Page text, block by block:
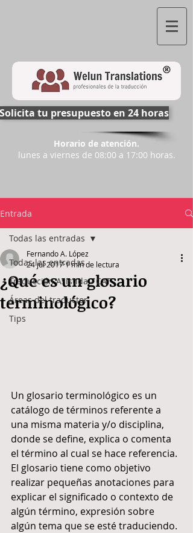
Solicita tu presupuesto en 24 horas
Horario de atención.
lunes a viernes de 08:00 a 17:00 horas.
Entrada
Todas las entradas
Traducción Asistida - CAT
Áreas del traductor
Tips
Todas las entradas
¿Qué es un glosario
terminológico?
Fernando A. López
24 jul 20171 min de lectura
Un glosario terminológico es un
catálogo de términos referente a
una misma materia y/o disciplina,
donde se define, explica o comenta
el término al cual se hace referencia.
El glosario tiene como objetivo
realizar pequeñas anotaciones para
explicar el significado o contexto de
algún término, expresión sobre
algún tema que se esté traduciendo.